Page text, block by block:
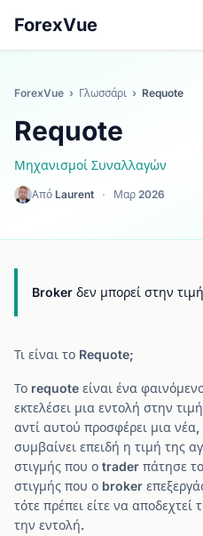
ForexVue
ForexVue › Γλωσσάρι › Requote
Requote
Μηχανισμοί Συναλλαγών
Από Laurent · Μαρ 2026
Broker δεν μπορεί στην
Τι είναι το Requote;
Το requote είναι ένα
εκτελέσει μια εντολή στην
αντί αυτού προσφέρει μια
συμβαίνει επειδή η τιμή της
στιγμής που ο trader πάτησε
στιγμής που ο broker
τότε πρέπει είτε να αποδεχτεί
την εντολή.